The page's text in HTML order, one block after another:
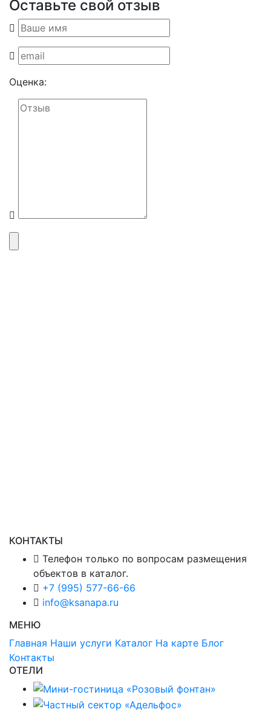
Оставьте свой отзыв
Оценка:
КОНТАКТЫ
Телефон только по вопросам размещения
объектов в каталог.
+7 (995) 577-66-66
info@ksanapa.ru
МЕНЮ
Главная Наши услуги Каталог На карте Блог
Контакты
ОТЕЛИ